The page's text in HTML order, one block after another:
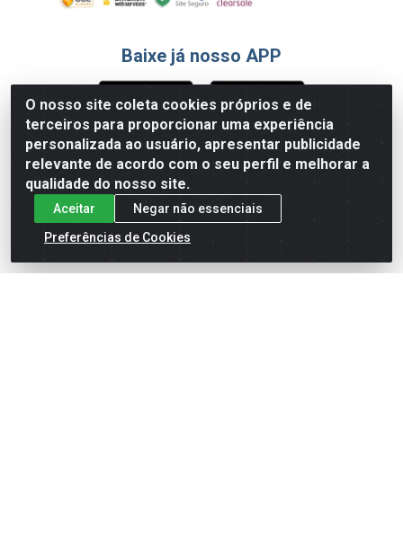
O nosso site coleta cookies próprios e de
terceiros para proporcionar uma experiência
personalizada ao usuário, apresentar publicidade
relevante de acordo com o seu perfil e melhorar a
qualidade do nosso site.
Aceitar
Negar não essenciais
Preferências de Cookies
Baixe já nosso APP
Formas de Pagamento